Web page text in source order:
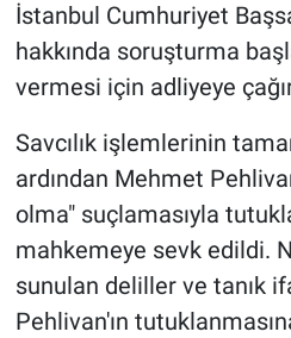
İstanbul Cumhuriyet
hakkında soruşturma
vermesi için adliyeye
Savcılık işlemlerinin
ardından Mehmet
olma" suçlamasıyla
mahkemeye sevk edildi.
sunulan deliller ve tanık
Pehlivan'ın